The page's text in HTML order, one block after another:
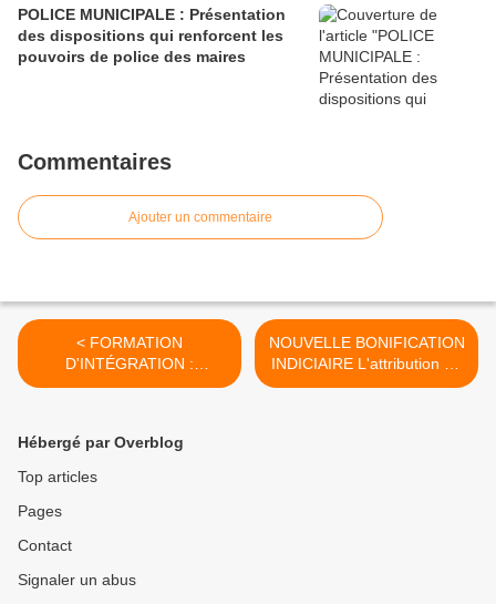
POLICE MUNICIPALE : Présentation
des dispositions qui renforcent les
pouvoirs de police des maires
Commentaires
Ajouter un commentaire
< FORMATION
D'INTÉGRATION :
Formation d'intégration et
NOUVELLE BONIFICATION
INDICIAIRE L'attribution de
la N.B.I aux policiers
Hébergé par Overblog
Top articles
Pages
Contact
Signaler un abus